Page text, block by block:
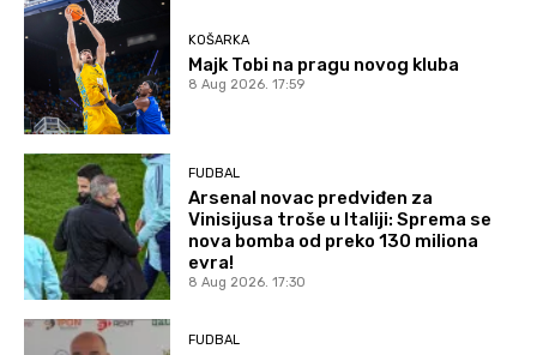
KOŠARKA
Majk Tobi na pragu novog kluba
8 Aug 2026. 17:59
FUDBAL
Arsenal novac predviđen za
Vinisijusa troše u Italiji: Sprema se
nova bomba od preko 130 miliona
evra!
8 Aug 2026. 17:30
FUDBAL